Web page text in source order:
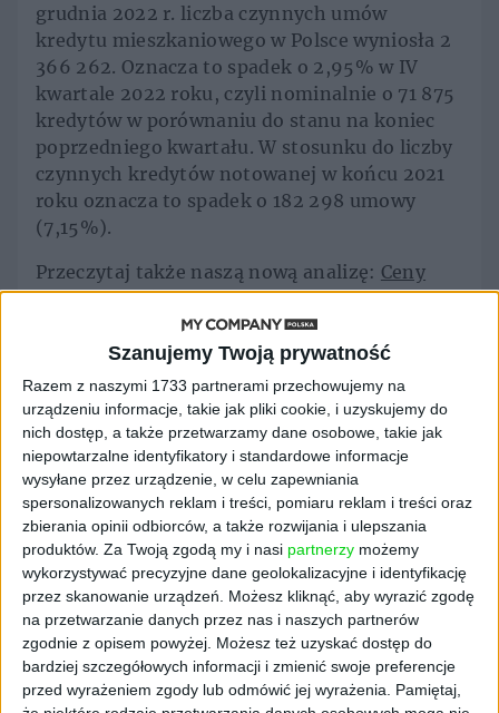
Szanujemy Twoją prywatność
Razem z naszymi 1733 partnerami przechowujemy na
urządzeniu informacje, takie jak pliki cookie, i uzyskujemy do
nich dostęp, a także przetwarzamy dane osobowe, takie jak
niepowtarzalne identyfikatory i standardowe informacje
wysyłane przez urządzenie, w celu zapewniania
spersonalizowanych reklam i treści, pomiaru reklam i treści oraz
zbierania opinii odbiorców, a także rozwijania i ulepszania
produktów. Za Twoją zgodą my i nasi partnerzy możemy
wykorzystywać precyzyjne dane geolokalizacyjne i identyfikację
przez skanowanie urządzeń. Możesz kliknąć, aby wyrazić zgodę
na przetwarzanie danych przez nas i naszych partnerów
zgodnie z opisem powyżej. Możesz też uzyskać dostęp do
bardziej szczegółowych informacji i zmienić swoje preferencje
przed wyrażeniem zgody lub odmówić jej wyrażenia.
Pamiętaj,
grudnia 2022 r. liczba czynnych umów
kredytu mieszkaniowego w Polsce wyniosła 2
366 262. Oznacza to spadek o 2,95% w IV
kwartale 2022 roku, czyli nominalnie o 71 875
kredytów w porównaniu do stanu na koniec
poprzedniego kwartału. W stosunku do liczby
czynnych kredytów notowanej w końcu 2021
roku oznacza to spadek o 182 298 umowy
(7,15%).
Przeczytaj także naszą nową analizę: Ceny
nieruchomościani drgną!
Deweloperzy przestali
budować mieszkania
Pod względem liczby oddanych do
użytkowania mieszkań sektor mieszkaniowy
zanotował najlepszy wynik od 1979 roku. W
2022 r. oddano do użytkowania 238,6 tys.
mieszkań i domów – o kilka tysięcy więcej
niż w rekordowym roku 2021.
W sektorze budownictwa mieszkaniowego
zaobserwowano najpoważniejsze
zahamowanie koniunktury od kilkunastu lat.